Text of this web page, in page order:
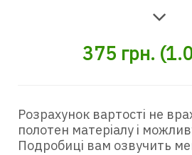
375 грн. (
Розрахунок вартості не
полотен матеріалу і
Подробиці вам озвучить